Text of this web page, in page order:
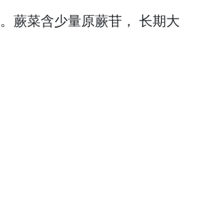
蕨菜含少量原蕨苷， 长期大